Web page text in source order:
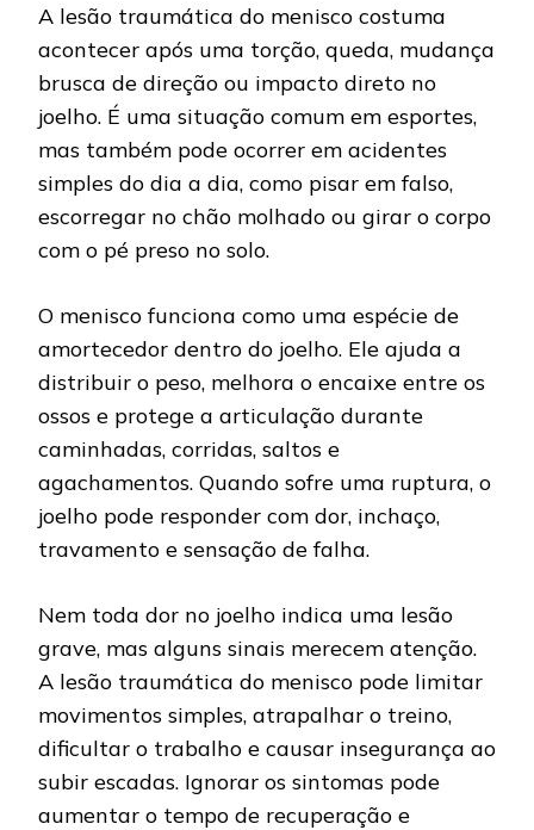
A lesão traumática do menisco costuma
acontecer após uma torção, queda, mudança
brusca de direção ou impacto direto no
joelho. É uma situação comum em esportes,
mas também pode ocorrer em acidentes
simples do dia a dia, como pisar em falso,
escorregar no chão molhado ou girar o corpo
com o pé preso no solo.
O menisco funciona como uma espécie de
amortecedor dentro do joelho. Ele ajuda a
distribuir o peso, melhora o encaixe entre os
ossos e protege a articulação durante
caminhadas, corridas, saltos e
agachamentos. Quando sofre uma ruptura, o
joelho pode responder com dor, inchaço,
travamento e sensação de falha.
Nem toda dor no joelho indica uma lesão
grave, mas alguns sinais merecem atenção.
A lesão traumática do menisco pode limitar
movimentos simples, atrapalhar o treino,
dificultar o trabalho e causar insegurança ao
subir escadas. Ignorar os sintomas pode
aumentar o tempo de recuperação e